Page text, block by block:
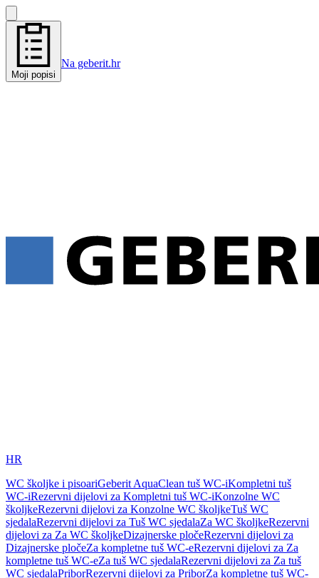
Moji popisi
Na geberit.hr
HR
WC školjke i pisoariGeberit AquaClean tuš WC-iKompletni tuš
WC-iRezervni dijelovi za Kompletni tuš WC-iKonzolne WC
školjkeRezervni dijelovi za Konzolne WC školjkeTuš WC
sjedalaRezervni dijelovi za Tuš WC sjedalaZa WC školjkeRezervni
dijelovi za Za WC školjkeDizajnerske pločeRezervni dijelovi za
Dizajnerske pločeZa kompletne tuš WC-eRezervni dijelovi za Za
kompletne tuš WC-eZa tuš WC sjedalaRezervni dijelovi za Za tuš
WC sjedalaPriborRezervni dijelovi za PriborZa kompletne tuš WC-